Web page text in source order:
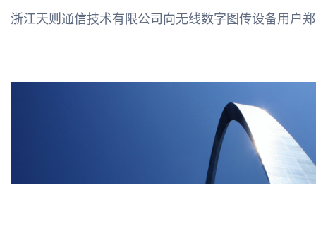
浙江天则通信技术有限公司向无线数字图传设备用户